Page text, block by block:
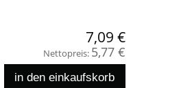
7,09 €
Nettopreis: 5,77 €
in den einkaufskorb